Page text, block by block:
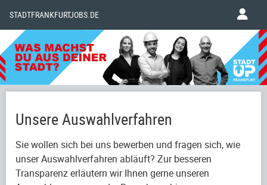
STADTFRANKFURTJOBS.DE
Unsere Auswahlverfahren
Sie wollen sich bei uns bewerben und fragen sich, wie
unser Auswahlverfahren abläuft? Zur besseren
Transparenz erläutern wir Ihnen gerne unseren